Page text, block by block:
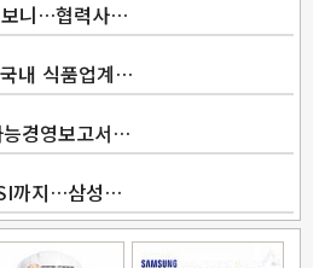
보니…협력사…
내 식품업계…
경영보고서…
까지…삼성…